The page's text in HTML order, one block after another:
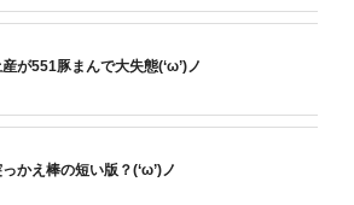
が551豚まんで大失態(‘ω’)ノ
かえ棒の短い版？(‘ω’)ノ